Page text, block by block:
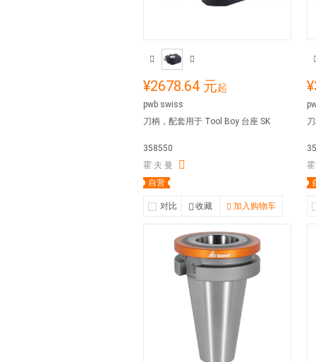
¥2678.64 元起
pwb swiss
刀柄，配套用于 Tool Boy 台座 SK
358550
霍 夫 曼
自营
对比 收藏 加入购物车